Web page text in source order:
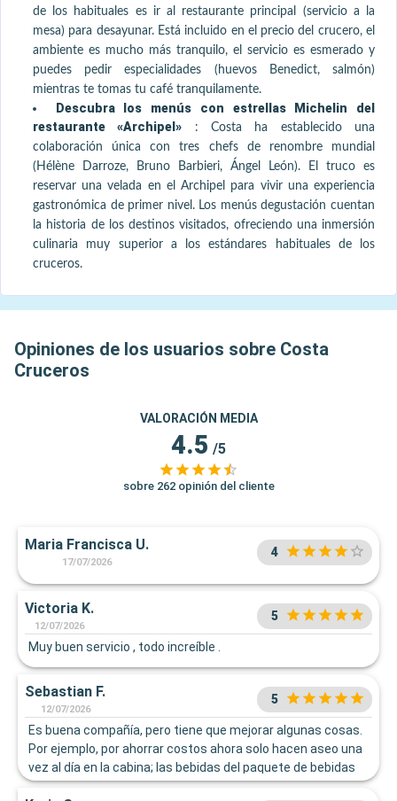
de los habituales es ir al restaurante principal (servicio a la
mesa) para desayunar. Está incluido en el precio del crucero, el
ambiente es mucho más tranquilo, el servicio es esmerado y
puedes pedir especialidades (huevos Benedict, salmón)
mientras te tomas tu café tranquilamente.
Descubra los menús con estrellas Michelin del
restaurante «Archipel»
:Costa ha establecido una
colaboración única con tres chefs de renombre mundial
(Hélène Darroze, Bruno Barbieri, Ángel León). El truco es
reservar una velada en el Archipel para vivir una experiencia
gastronómica de primer nivel. Los menús degustación cuentan
la historia de los destinos visitados, ofreciendo una inmersión
culinaria muy superior a los estándares habituales de los
cruceros.
Opiniones de los usuarios sobre Costa
Cruceros
VALORACIÓN MEDIA
4.5 /5
sobre 262 opinión del cliente
Maria Francisca U.
17/07/2026
4
Victoria K.
12/07/2026
5
Muy buen servicio , todo increíble .
Sebastian F.
12/07/2026
5
Es buena compañía, pero tiene que mejorar algunas cosas.
Por ejemplo, por ahorrar costos ahora solo hacen aseo una
vez al día en la cabina; las bebidas del paquete de bebidas
no son entregando la lata de bebidas;